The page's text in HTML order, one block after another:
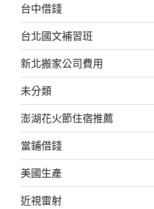
台中借錢
台北國文補習班
新北搬家公司費用
未分類
澎湖花火節住宿推薦
當鋪借錢
美國生產
近視雷射